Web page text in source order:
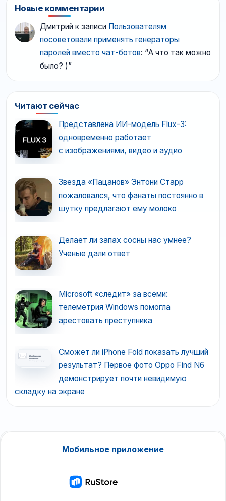
Новые комментарии
Дмитрий к записи Пользователям
посоветовали применять генераторы
паролей вместо чат-ботов: “А что так можно
было? )”
Читают сейчас
Представлена ИИ-модель Flux-3:
одновременно работает
с изображениями, видео и аудио
Звезда «Пацанов» Энтони Старр
пожаловался, что фанаты постоянно в
шутку предлагают ему молоко
Делает ли запах сосны нас умнее?
Ученые дали ответ
Microsoft «следит» за всеми:
телеметрия Windows помогла
арестовать преступника
Сможет ли iPhone Fold показать лучший
результат? Первое фото Oppo Find N6
демонстрирует почти невидимую
складку на экране
Мобильное приложение